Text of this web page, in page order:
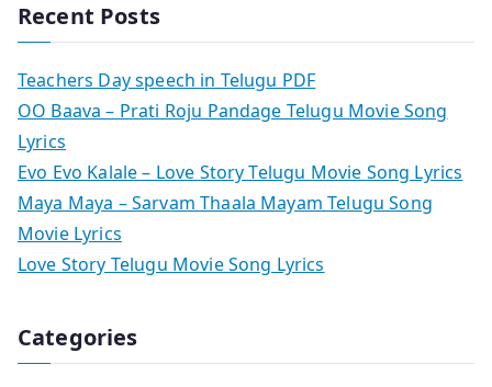
Recent Posts
Teachers Day speech in Telugu PDF
OO Baava – Prati Roju Pandage Telugu Movie Song
Lyrics
Evo Evo Kalale – Love Story Telugu Movie Song Lyrics
Maya Maya – Sarvam Thaala Mayam Telugu Song
Movie Lyrics
Love Story Telugu Movie Song Lyrics
Categories